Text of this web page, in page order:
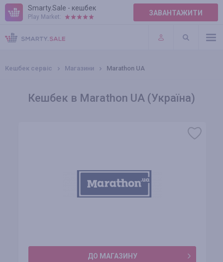
Smarty.Sale - кешбек
Play Market: ЗАВАНТАЖИТИ
ПРАВИЛА
ПЛАГІНИ
Кешбек сервіс Магазини Marathon UA
Кешбек в Marathon UA (Україна)
ДО МАГАЗИНУ